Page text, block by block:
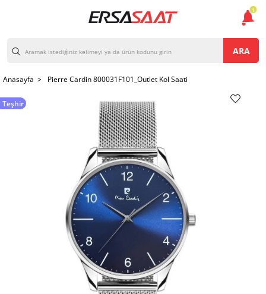
ARA
Anasayfa > Pierre Cardin 800031F101_Outlet Kol Saati
Teşhir
1